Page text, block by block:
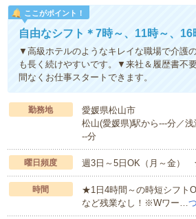
ここがポイント！
自由なシフト＊7時～、11時～、
▼高級ホテルのようなキレイな職場で介護
も長く続けやすいです。▼来社＆履歴書不
間なくお仕事スタートできます。
勤務地
愛媛県松山市
松山(愛媛県)駅から---分／
--分
曜日頻度 週3日～5日OK（月～金）
時間
★1日4時間～の時短シフト
など残業なし！※Wワー…